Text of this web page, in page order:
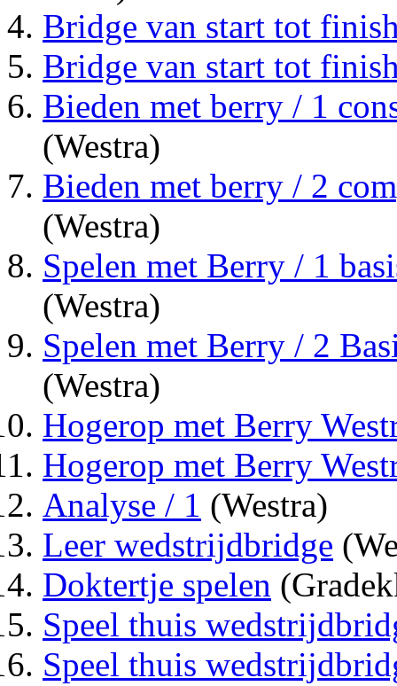
Bridge van start tot
Bridge van start tot
Bieden met berry / 1
(Westra)
Bieden met berry / 2
(Westra)
Spelen met Berry / 1
(Westra)
Spelen met Berry / 2
(Westra)
Hogerop met Berry
Hogerop met Berry
Analyse / 1 (Westra)
Leer wedstrijdbridge
Doktertje spelen
Speel thuis
Speel thuis